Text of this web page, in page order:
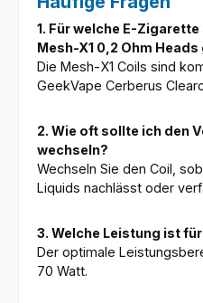
1. Für welche E-
Mesh-X1 0,2 Ohm
Die Mesh-X1 Coils sind
GeekVape Cerberus
2. Wie oft sollte ich den
wechseln?
Wechseln Sie den Coil,
Liquids nachlässt oder
3. Welche Leistung ist
Der optimale
70 Watt.